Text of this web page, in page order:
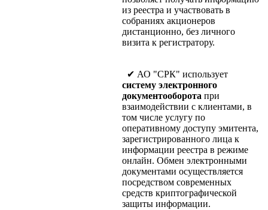
из реестра и участвовать в
собраниях акционеров
дистанционно, без личного
визита к регистратору.
✔ АО "СРК" использует
систему электронного
документооборота при
взаимодействии с клиентами, в
том числе услугу по
оперативному доступу эмитента,
зарегистрированного лица к
информации реестра в режиме
онлайн. Обмен электронными
документами осуществляется
посредством современных
средств криптографической
защиты информации.